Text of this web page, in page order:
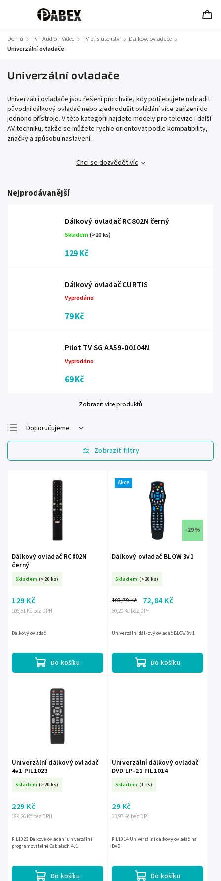
Domů / TV - Audio - Video / TV příslušenství / Dálkové ovladače /
Univerzální ovladače
Univerzální ovladače
Univerzální ovladače jsou řešení pro chvíle, kdy potřebujete nahradit
původní dálkový ovladač nebo zjednodušit ovládání více zařízení do
jednoho přístroje. V této kategorii najdete modely pro televize i další
AV techniku, takže se můžete rychle orientovat podle kompatibility,
značky a způsobu nastavení.
Chci se dozvědět víc
Nejprodávanější
Dálkový ovladač RC802N černý
Skladem(>20 ks)
129 Kč
Dálkový ovladač CURTIS
Vyprodáno
79 Kč
Pilot TV SG AA59-00104N
Vyprodáno
69 Kč
Zobrazit více produktů
Doporučujeme
Nejlevnější
Nejdražší
Abecedně
Dálkový ovladač RC802N
černý
Skladem (>20 ks)
106,61 Kč bez DPH
129 Kč
Do košíku
Dálkový ovladač
Akce
–29 %
Dálkový ovladač BLOW 8v1
Skladem (>20 ks)
60,20 Kč bez DPH
103,79 Kč 72,84 Kč
Do košíku
Univerzální dálkový ovladač BLOW 8v1
Univerzální dálkový ovladač
4v1 PIL1023
Skladem (>20 ks)
189,26 Kč bez DPH
229 Kč
Do košíku
PIL1023 Dálkové ovládání univerzální
programovatelné Cabletech 4v1
Univerzální dálkový ovladač
DVD LP-21 PIL1014
Skladem (1 ks)
23,97 Kč bez DPH
29 Kč
Do košíku
PIL1014 Univerzální dálkový ovladač na
DVD